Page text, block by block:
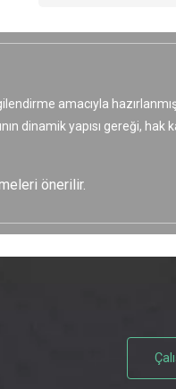
amacıyla
dinamik yapısı gereği, hak
önerilir.